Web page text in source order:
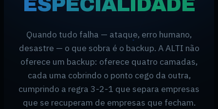
Quando tudo falha — ataque, erro humano,
desastre — o que sobra é o backup. A ALTI não
oferece um backup: oferece quatro camadas,
cada uma cobrindo o ponto cego da outra,
cumprindo a regra 3-2-1 que separa empresas
que se recuperam de empresas que fecham.